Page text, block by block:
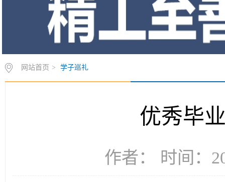
网站首页 > 学子巡礼
优秀毕
作者： 时间：